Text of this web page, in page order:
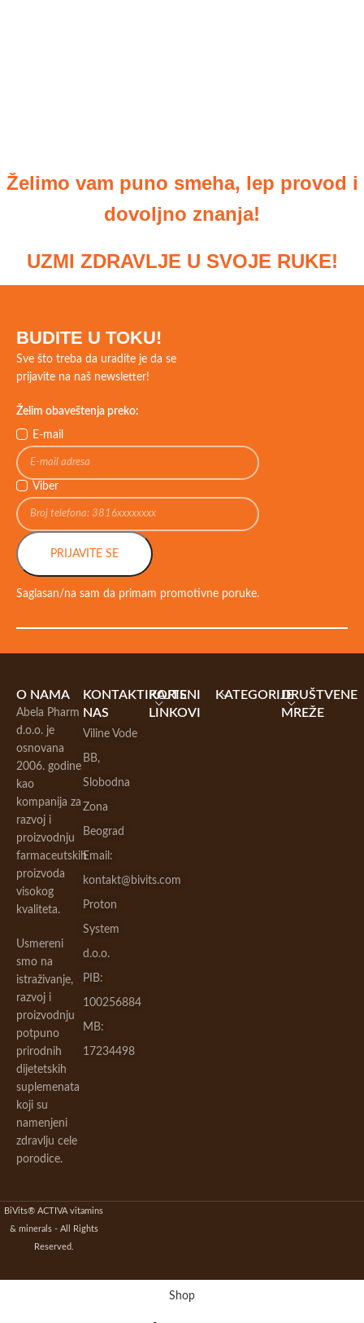
Želimo vam puno smeha, lep provod i
dovoljno znanja!
UZMI ZDRAVLJE U SVOJE RUKE!
BUDITE U TOKU!
Sve što treba da uradite je da se
prijavite na naš newsletter!
Želim obaveštenja preko:
E-mail
Viber
PRIJAVITE SE
Saglasan/na sam da primam promotivne poruke.
O NAMA
Abela Pharm
d.o.o. je
osnovana
2006. godine
kao
kompanija za
razvoj i
proizvodnju
farmaceutskih
proizvoda
visokog
kvaliteta.
Usmereni
smo na
istraživanje,
razvoj i
proizvodnju
potpuno
prirodnih
dijetetskih
suplemenata
koji su
namenjeni
zdravlju cele
porodice.
KONTAKTIRAJTE
NAS
Viline Vode
BB,
Slobodna
Zona
Beograd
Email:
kontakt@bivits.com
Proton
System
d.o.o.
PIB:
100256884
MB:
17234498
KORISNI
LINKOVI
KATEGORIJEDRUŠTVENE
MREŽE
BiVits® ACTIVA vitamins
& minerals - All Rights
Reserved.
Shop